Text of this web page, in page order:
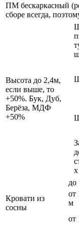
ПМ бескаркасный
сборе всегда,
Высота до 2,4м,
если выше, то
+50%. Бук, Дуб,
Берёза, МДФ
+50%
Кровати из
сосны
до
от
м
от